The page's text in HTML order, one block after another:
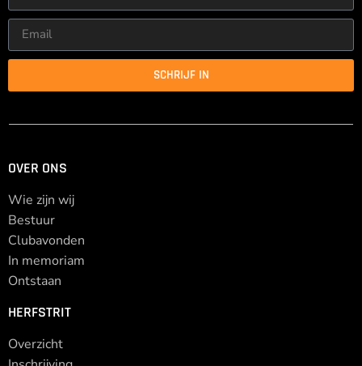
SCHRIJF IN
OVER ONS
Wie zijn wij
Bestuur
Clubavonden
In memoriam
Ontstaan
HERFSTRIT
Overzicht